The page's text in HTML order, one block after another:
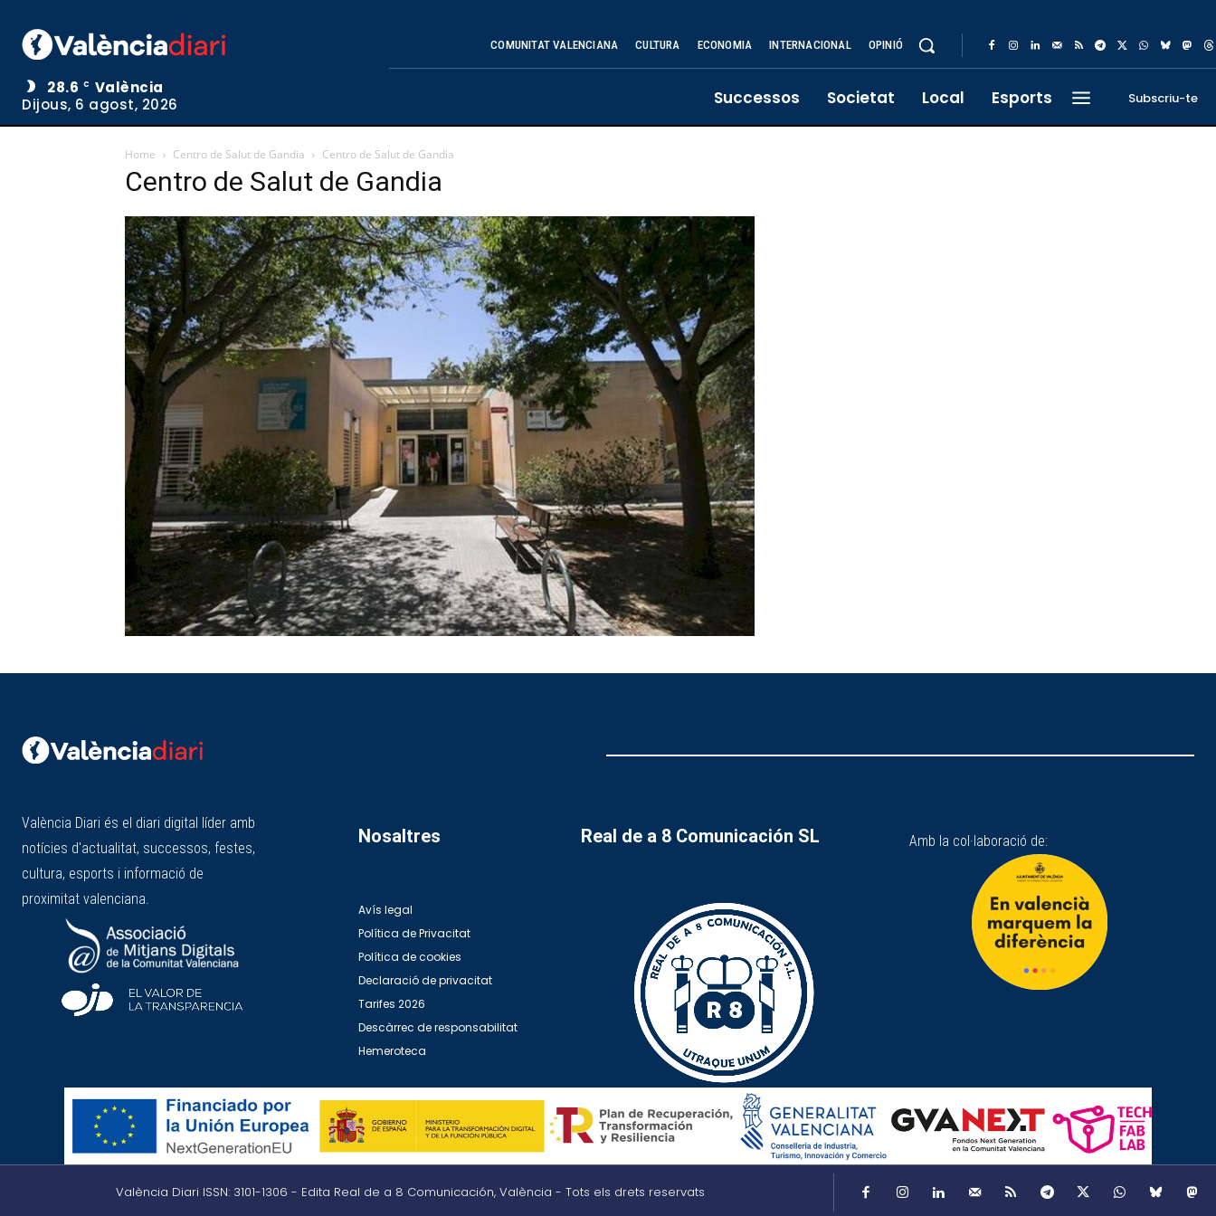
28.6 C
València
Dijous, 6 agost, 2026
COMUNITAT VALENCIANA CULTURA ECONOMIA INTERNACIONAL OPINIÓ
Successos Societat Local Esports Subscriu-te
Home Centro de Salut de Gandia Centro de Salut de Gandia
Centro de Salut de Gandia
València Diari és el diari digital líder amb
notícies d'actualitat, successos, festes,
cultura, esports i informació de
proximitat valenciana.
Nosaltres
Avís legal
Política de Privacitat
Política de cookies
Declaració de privacitat
Tarifes 2026
Descàrrec de responsabilitat
Hemeroteca
Real de a 8 Comunicación SL Amb la col·laboració de:
València Diari ISSN: 3101-1306 - Edita Real de a 8 Comunicación, València - Tots els drets reservats